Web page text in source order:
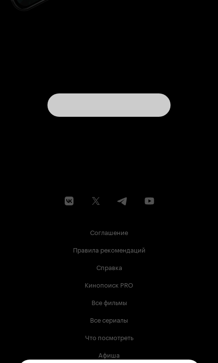
Соглашение
Правила рекомендаций
Справка
Кинопоиск PRO
Все фильмы
Все сериалы
Что посмотреть
Афиша